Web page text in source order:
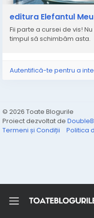
început și mai mult
infățișarea
copilului tău, cum ar fi
etc.
#cartipentrucopii
#carteameapreferata
#copiifericiti
#lecturaplacuta
editura Elefantul
Fii parte a cursei de vis!
timpul să schimbăm asta.
Autentifică-te pentru a
© 2026 Toate Blogurile
Proiect dezvoltat de
Termeni și Condiții
Politica